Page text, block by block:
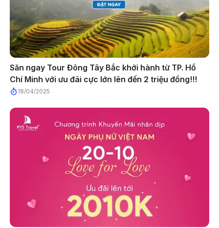
Săn ngay Tour Đông Tây Bắc khởi hành từ TP. Hồ
Chí Minh với ưu đãi cực lớn lên đến 2 triệu đồng!!!
18/04/2025